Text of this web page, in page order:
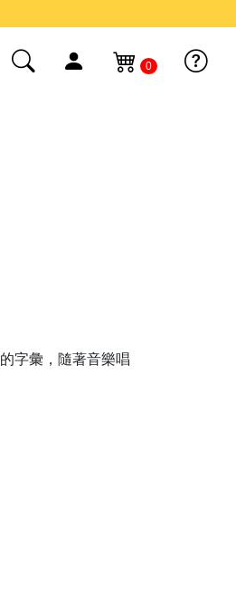
0
字彙，隨著音樂唱